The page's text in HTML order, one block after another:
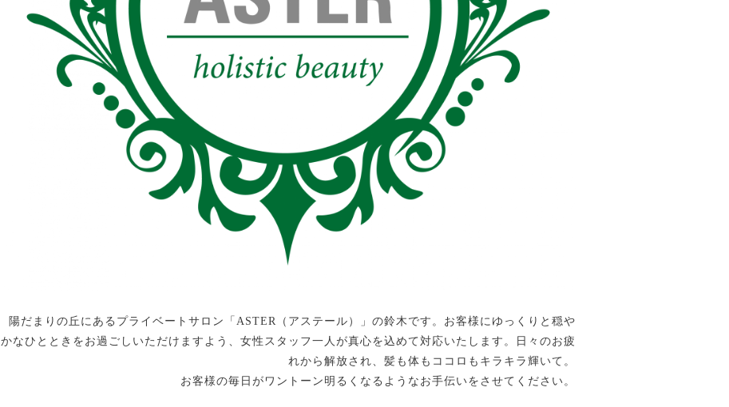
陽だまりの丘にあるプライベートサロン「ASTER（アステール）」の鈴木です。お客様にゆっくりと穏や
かなひとときをお過ごしいただけますよう、女性スタッフ一人が真心を込めて対応いたします。日々のお疲
れから解放され、髪も体もココロもキラキラ輝いて。
お客様の毎日がワントーン明るくなるようなお手伝いをさせてください。